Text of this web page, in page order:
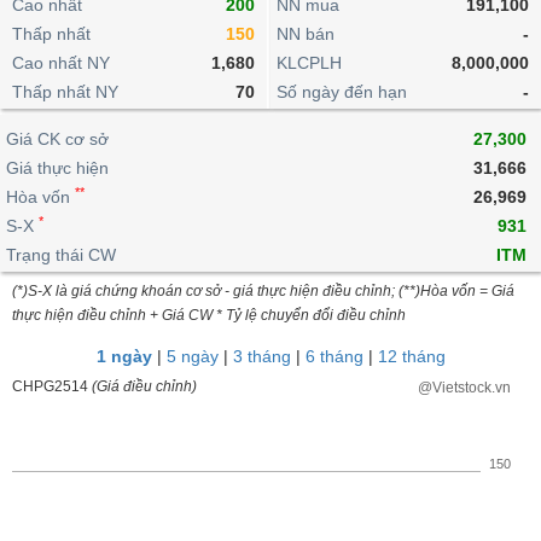
Giao
dịch
nội
bộ
Niên
giám
Tài
liệu
cổ
đông
Định
giá
Nước
ngoài
Tự
doanh
Top
cổ
phiếu
Bản
giao
dịch
Chứng
quyền
Tổng
quan
Thống
kê
dịch
Định
Thống
kê
giao
dịch
Tin
tức
tích
kỹ
thuật
Bảng
giá
Bộ
lọc
cổ
phiếu
sánh
mô
lai
Chứng
quyền
Trái
phiếu
doanh
nghiệp
Đào
Dịch
vụ
Cao nhất
200
Thấp nhất
150
Cao nhất NY
1,680
Thấp nhất NY
70
NN mua
191,100
NN bán
-
KLCPLH
8,000,000
Số ngày đến hạn
-
Giá CK cơ sở
27,300
Giá thực hiện
31,666
Hòa vốn **
26,969
S-X *
931
Trạng thái CW
ITM
(*)S-X là giá chứng khoán cơ sở - giá thực hiện điều chỉnh; (**)Hòa vốn = Giá
thực hiện điều chỉnh + Giá CW * Tỷ lệ chuyển đổi điều chỉnh
1 ngày| 5 ngày| 3 tháng | 6 tháng | 12 tháng
CHPG2514 (Giá điều chỉnh) @Vietstock.vn
150
BẤT
ĐỘNG
SẢN
TÀI
CHÍNH
HÀNG
HÓA